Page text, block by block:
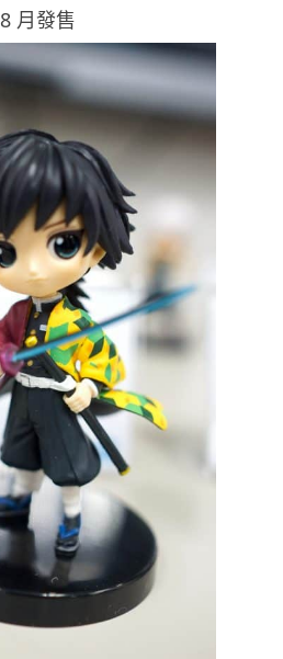
8 月發售